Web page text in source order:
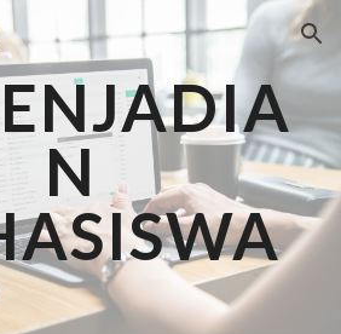
Skip to navigation
N